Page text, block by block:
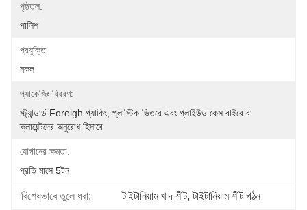
পৃষ্ঠতল:
পালিশ
প্রযুক্তি:
নকল
প্যাকেজিং বিবরণ:
স্ট্যান্ডার্ড Foreigh প্যাকিং, প্লাস্টিক ভিতরে এবং প্লাইউড কেস বাইরে বা
ক্লায়েন্টদের অনুরোধ হিসাবে
যোগানের ক্ষমতা:
প্রতি মাসে 5টন
বিশেষভাবে তুলে ধরা: টাইটানিয়াম খাদ শীট, টাইটানিয়াম শীট গঠন